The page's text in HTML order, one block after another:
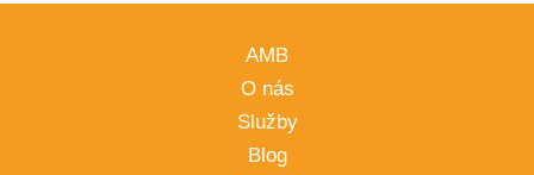
AMB
O nás
Služby
Blog